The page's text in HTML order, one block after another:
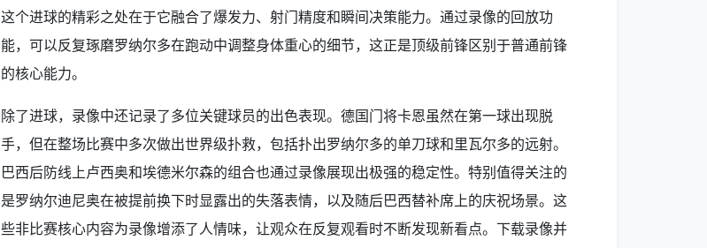
这个进球的精彩之处在于它融合了爆发力、射门精度和瞬间决策能力。通过录像的回放功
能，可以反复琢磨罗纳尔多在跑动中调整身体重心的细节，这正是顶级前锋区别于普通前锋
的核心能力。
除了进球，录像中还记录了多位关键球员的出色表现。德国门将卡恩虽然在第一球出现脱
手，但在整场比赛中多次做出世界级扑救，包括扑出罗纳尔多的单刀球和里瓦尔多的远射。
巴西后防线上卢西奥和埃德米尔森的组合也通过录像展现出极强的稳定性。特别值得关注的
是罗纳尔迪尼奥在被提前换下时显露出的失落表情，以及随后巴西替补席上的庆祝场景。这
些非比赛核心内容为录像增添了人情味，让观众在反复观看时不断发现新看点。下载录像并